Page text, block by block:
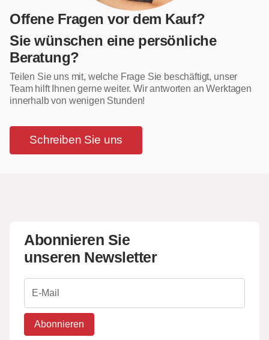
Offene Fragen vor dem Kauf?
Sie wünschen eine persönliche
Beratung?
Teilen Sie uns mit, welche Frage Sie beschäftigt, unser
Team hilft Ihnen gerne weiter. Wir antworten an Werktagen
innerhalb von wenigen Stunden!
Schreiben Sie uns
Abonnieren Sie
unseren Newsletter
Abonnieren